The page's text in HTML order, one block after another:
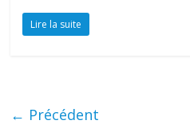
Lire la suite
← Précédent